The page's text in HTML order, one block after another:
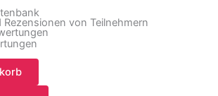
von Teilnehmern